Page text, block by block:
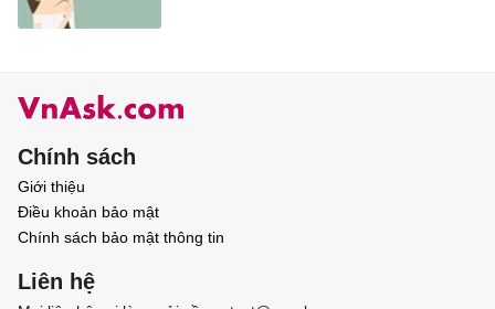
Chính sách
Giới thiệu
Điều khoản bảo mật
Chính sách bảo mật thông tin
Liên hệ